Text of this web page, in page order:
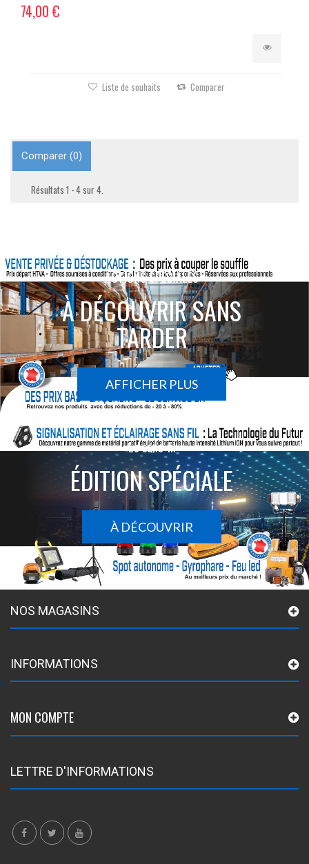
74,00 €
Liste de souhaits Comparer
Comparer (0)
Résultats 1 - 4 sur 4.
ACTIONS SPÉCIALES
À DÉCOUVRIR SANS
TARDER
AFFICHER PLUS
Le sans-fil
ÉDITION SPÉCIALE
À DÉCOUVRIR
NOS MAGASINS
INFORMATIONS
MON COMPTE
LETTRE D'INFORMATIONS